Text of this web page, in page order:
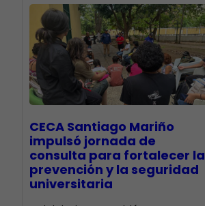
CECA Santiago Mariño
impulsó jornada de
consulta para fortalecer la
prevención y la seguridad
universitaria